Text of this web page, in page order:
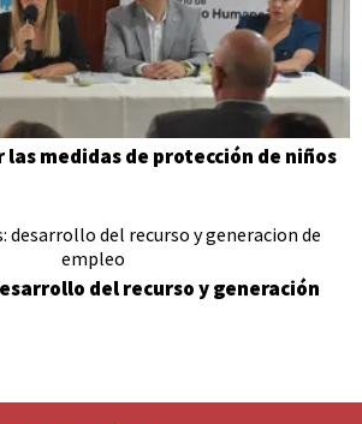
medidas de protección de niños
del recurso y generación